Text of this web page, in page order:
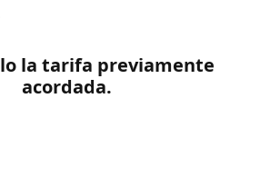
la tarifa previamente
acordada.